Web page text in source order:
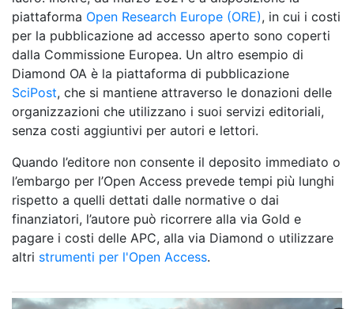
piattaforma Open Research Europe (ORE), in cui i costi
per la pubblicazione ad accesso aperto sono coperti
dalla Commissione Europea. Un altro esempio di
Diamond OA è la piattaforma di pubblicazione
SciPost, che si mantiene attraverso le donazioni delle
organizzazioni che utilizzano i suoi servizi editoriali,
senza costi aggiuntivi per autori e lettori.
Quando l’editore non consente il deposito immediato o
l’embargo per l’Open Access prevede tempi più lunghi
rispetto a quelli dettati dalle normative o dai
finanziatori, l’autore può ricorrere alla via Gold e
pagare i costi delle APC, alla via Diamond o utilizzare
altri strumenti per l'Open Access.